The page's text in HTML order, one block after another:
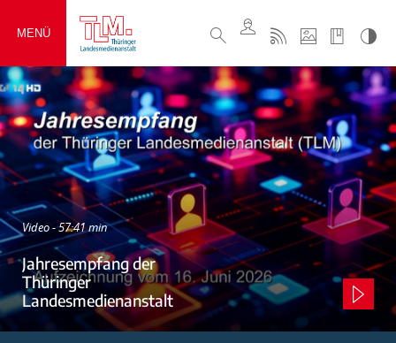
MENÜ
Video - 57:41 min
Jahresempfang der
Thüringer
Landesmedienanstalt